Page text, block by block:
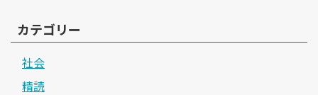
カテゴリー
社会
精読